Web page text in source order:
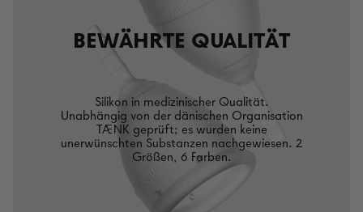
BEWÄHRTE QUALITÄT
Silikon in medizinischer Qualität.
Unabhängig von der dänischen Organisation
TÆNK geprüft; es wurden keine
unerwünschten Substanzen nachgewiesen. 2
Größen, 6 Farben.